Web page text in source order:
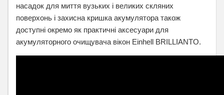
насадок для миття вузьких і великих скляних
поверхонь і захисна кришка акумулятора також
доступні окремо як практичні аксесуари для
акумуляторного очищувача вікон Einhell BRILLIANTO.